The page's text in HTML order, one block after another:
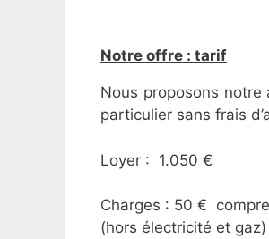
Notre offre : tarif
Nous proposons
particulier sans frais
Loyer : 1.050 €
Charges : 50 €
(hors électricité et gaz)